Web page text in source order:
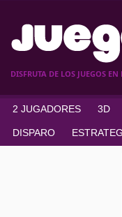
DISFRUTA DE LOS JUEGOS
2 JUGADORES 3D
DISPARO